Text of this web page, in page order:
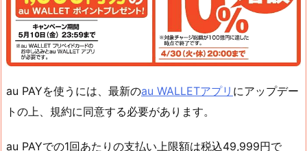
au PAYを使うには、最新のau WALLETアプリ にアップデー
トの上、規約に同意する必要があります。
au PAYでの1回あたりの支払い上限額は税込49,999円で